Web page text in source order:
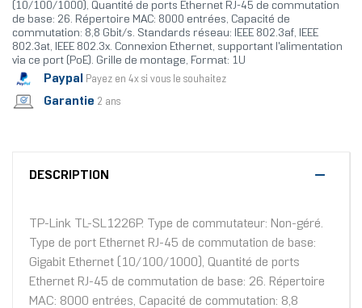
(10/100/1000), Quantité de ports Ethernet RJ-45 de commutation
de base: 26. Répertoire MAC: 8000 entrées, Capacité de
commutation: 8,8 Gbit/s. Standards réseau: IEEE 802.3af, IEEE
802.3at, IEEE 802.3x. Connexion Ethernet, supportant l'alimentation
via ce port (PoE). Grille de montage, Format: 1U
Paypal Payez en 4x si vous le souhaitez
Garantie 2 ans
DESCRIPTION
TP-Link TL-SL1226P. Type de commutateur: Non-géré.
Type de port Ethernet RJ-45 de commutation de base:
Gigabit Ethernet (10/100/1000), Quantité de ports
Ethernet RJ-45 de commutation de base: 26. Répertoire
MAC: 8000 entrées, Capacité de commutation: 8,8